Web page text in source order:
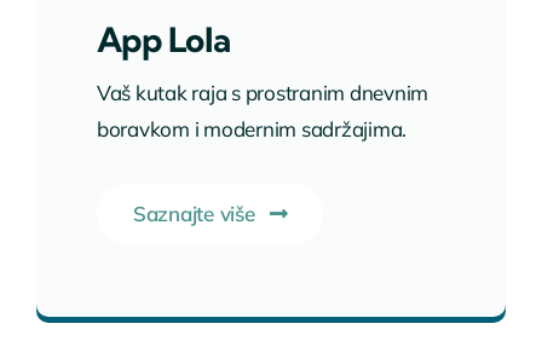
App Lola
Vaš kutak raja s prostranim dnevnim
boravkom i modernim sadržajima.
Saznajte više